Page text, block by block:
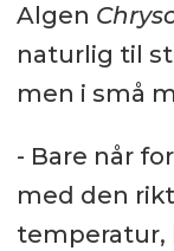
Algen
naturlig til
men i små
- Bare når
med den
temperatur,